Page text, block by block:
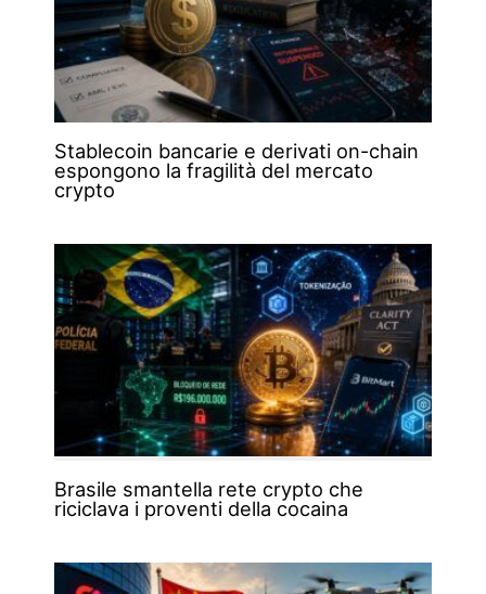
Stablecoin bancarie e derivati on-chain
espongono la fragilità del mercato
crypto
Brasile smantella rete crypto che
riciclava i proventi della cocaina